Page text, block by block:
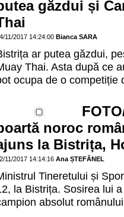
găzdui și
11/2017 14:24:00 Bianca SARA
ar putea găzdui,
Thai. Asta după ce
ocupa de o competiție
noroc
la Bistrița,
11/2017 14:14:16 Ana ȘTEFĂNEL
Tineretului și
la Bistrița. Sosirea lui
absolut